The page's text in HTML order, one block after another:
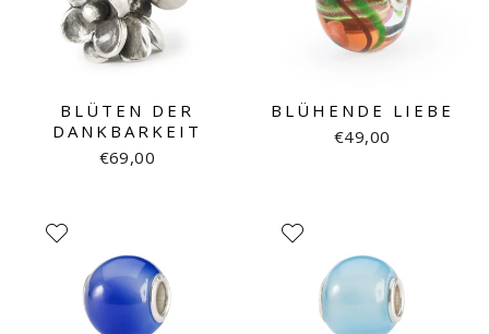
BLÜTEN DER
DANKBARKEIT
€69,00
BLÜHENDE LIEBE
€49,00